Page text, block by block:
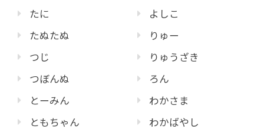
たに
たぬたぬ
つじ
つぼんぬ
とーみん
ともちゃん
よしこ
りゅー
りゅうざき
ろん
わかさま
わかばやし